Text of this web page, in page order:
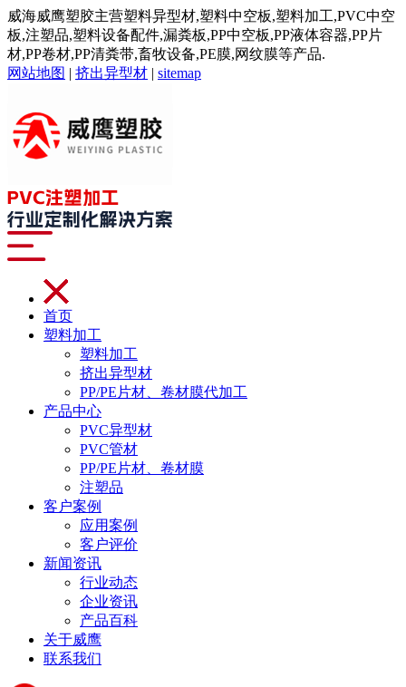
威海威鹰塑胶主营塑料异型材,塑料中空板,塑料加工,PVC中空
板,注塑品,塑料设备配件,漏粪板,PP中空板,PP液体容器,PP片
材,PP卷材,PP清粪带,畜牧设备,PE膜,网纹膜等产品.
网站地图 | 挤出异型材 | sitemap
首页
塑料加工
塑料加工
挤出异型材
PP/PE片材、卷材膜代加工
产品中心
PVC异型材
PVC管材
PP/PE片材、卷材膜
注塑品
客户案例
应用案例
客户评价
新闻资讯
行业动态
企业资讯
产品百科
关于威鹰
联系我们